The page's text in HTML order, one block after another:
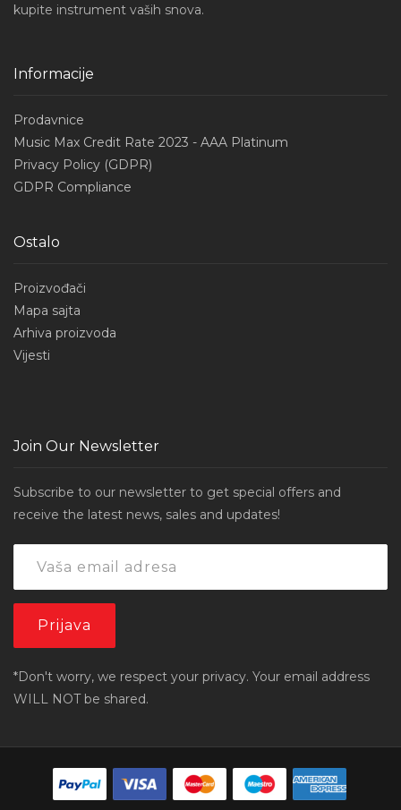
kupite instrument vaših snova.
Informacije
Prodavnice
Music Max Credit Rate 2023 - AAA Platinum
Privacy Policy (GDPR)
GDPR Compliance
Ostalo
Proizvođači
Mapa sajta
Arhiva proizvoda
Vijesti
Join Our Newsletter
Subscribe to our newsletter to get special offers and
receive the latest news, sales and updates!
*Don't worry, we respect your privacy. Your email address
WILL NOT be shared.